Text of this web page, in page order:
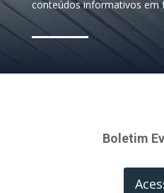
conteúdos informativos em
Boletim